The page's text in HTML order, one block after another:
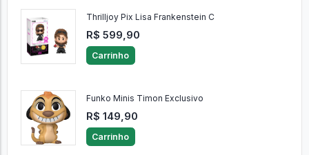
Thrilljoy Pix Lisa Frankenstein C
R$ 599,90
Carrinho
Funko Minis Timon Exclusivo
R$ 149,90
Carrinho